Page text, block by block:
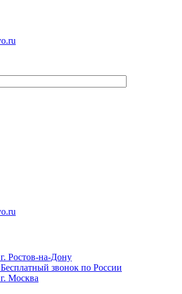
г. Ростов-на-Дону
Бесплатный звонок по России
г. Москва